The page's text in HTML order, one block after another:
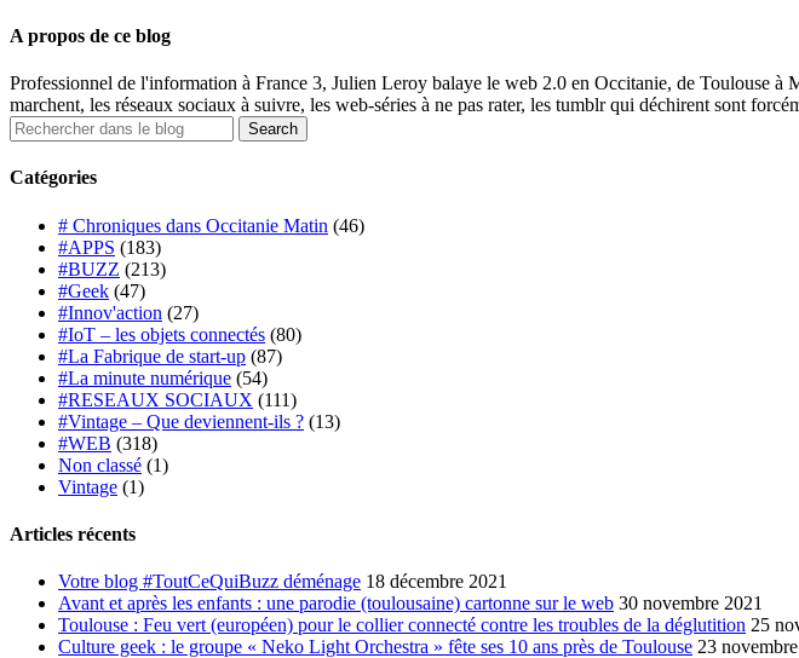
A propos de ce blog
Professionnel de l'information à France 3, Julien Leroy balaye le web 2.0 en Occitanie, de Toulouse
marchent, les réseaux sociaux à suivre, les web-séries à ne pas rater, les tumblr qui déchirent sont
Catégories
# Chroniques dans Occitanie Matin (46)
#APPS (183)
#BUZZ (213)
#Geek (47)
#Innov'action (27)
#IoT – les objets connectés (80)
#La Fabrique de start-up (87)
#La minute numérique (54)
#RESEAUX SOCIAUX (111)
#Vintage – Que deviennent-ils ? (13)
#WEB (318)
Non classé (1)
Vintage (1)
Articles récents
Votre blog #ToutCeQuiBuzz déménage 18 décembre 2021
Avant et après les enfants : une parodie (toulousaine) cartonne sur le web 30 novembre 2021
Toulouse : Feu vert (européen) pour le collier connecté contre les troubles de la déglutition 25
Culture geek : le groupe « Neko Light Orchestra » fête ses 10 ans près de Toulouse 23